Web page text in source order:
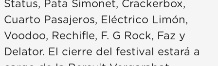
Status, Pata Simonet, Crackerbox,
Cuarto Pasajeros, Eléctrico Limón,
Voodoo, Rechifle, F. G Rock, Faz y
Delator. El cierre del festival estará a